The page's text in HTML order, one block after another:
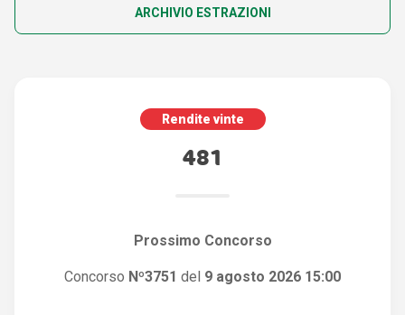
ARCHIVIO ESTRAZIONI
Rendite vinte
481
Prossimo Concorso
Concorso Nº3751 del 9 agosto 2026 15:00